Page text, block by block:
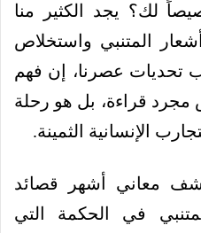
لك؟ يجد الكثير منا
المتنبي واستخلاص
تحديات عصرنا، إن فهم
مجرد قراءة، بل هو رحلة
الإنسانية الثمينة.
معاني أشهر قصائد
في الحكمة التي